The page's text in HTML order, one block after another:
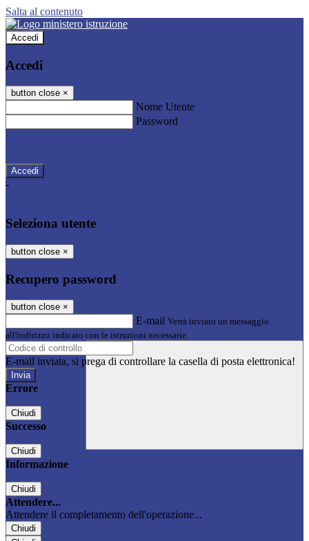
Salta al contenuto
Accedi
Accedi
button close ×
Nome Utente
Password
-
Seleziona utente
button close ×
Recupero password
button close ×
E-mail Verrà inviato un messaggio
all'indirizzo indicato con le istruzioni necessarie.
E-mail inviata, si prega di controllare la casella di posta elettronica!
Errore
Chiudi
Successo
Chiudi
Informazione
Chiudi
Attendere...
Attendere il completamento dell'operazione...
Chiudi